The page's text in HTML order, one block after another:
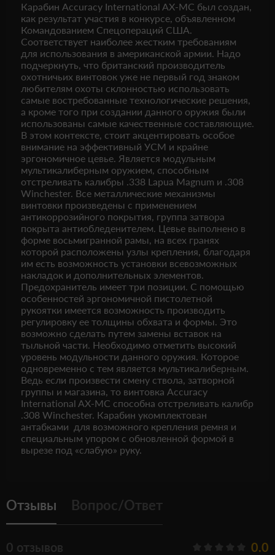
Карабин Accuracy International AX-MC был создан,
как результат участия в конкурсе, объявленном
Командованием Спецопераций США.
Соответствует наиболее жестким требованиям
для использования в американской армии. Надо
подчеркнуть, что британский производитель
охотничьих винтовок уже не первый год знаком
любителям охоты склонностью использовать
самые востребованные технологические решения,
а кроме того при создании данного оружия были
использованы самые качественные составляющие.
В этом контексте, стоит акцентировать особое
внимание на эффективный УСМ и крайне
эргономичное цевье. Является модульным
мультикалиберным оружием, способным
отстреливать калибры .338 Lapua Magnum и .308
Winchester. Все металлические механизмы
винтовки произведены с применением
антикоррозийного покрытия, группа затвора
покрыта антиобледенителем. Цевье выполнено в
форме восьмигранной рамы, на всех гранях
которой расположены узлы крепления, благодаря
им есть возможность установки всевозможных
накладок и дополнительных элементов.
Предохранитель имеет три позиции. С помощью
особенностей эргономичной пистолетной
рукоятки имеется возможность производить
регулировку ее толщины обхвата и формы. Это
возможно сделать путем замены вставок на
тыльной части. Необходимо отметить высокий
уровень модульности данного оружия. Которое
одновременно с тем является мультикалиберным.
Ведь если произвести смену ствола, затворной
группы и магазина, то винтовка Accuracy
International AX-MC способна отстреливать калибр
.308 Winchester. Карабин укомплектован
антабками для возможного крепления ремня и
специальным упором с обновленной формой в
вырезе под «слабую» руку.
Отзывы Вопрос/Ответ
0 отзывов 0.0